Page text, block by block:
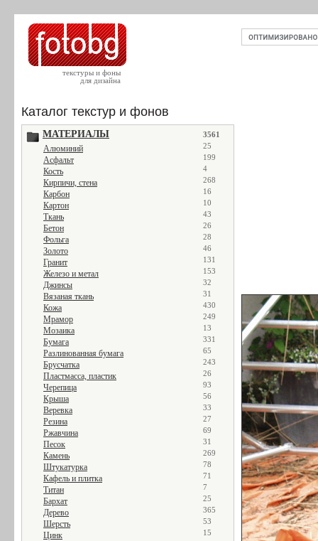
текстуры и фоны
для дизайна
Каталог текстур и фонов
МАТЕРИАЛЫ 3561
Алюминий 25
Асфальт 199
Кость 4
Кирпичи, стена 268
Карбон 16
Картон 10
Ткань 43
Бетон 26
Фольга 28
Золото 46
Гранит 131
Железо и метал 153
Джинсы 32
Вязаная ткань 31
Кожа 430
Мрамор 249
Мозаика 13
Бумага 331
Разлинованная бумага 65
Брусчатка 243
Пластмасса, пластик 26
Черепица 93
Крыша 56
Веревка 33
Резина 27
Ржавчина 69
Песок 31
Камень 269
Штукатурка 78
Кафель и плитка 71
Титан 7
Бархат 25
Дерево 365
Шерсть 53
Цинк 15